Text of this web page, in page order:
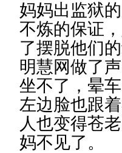
妈妈出监狱
不炼的保证
了摆脱他们
明慧网做了
坐不了，晕
左边脸也跟
人也变得苍
妈不见了。